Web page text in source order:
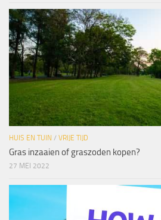
HUIS EN TUIN / VRIJE TIJD
Gras inzaaien of graszoden kopen?
27 MEI 2022